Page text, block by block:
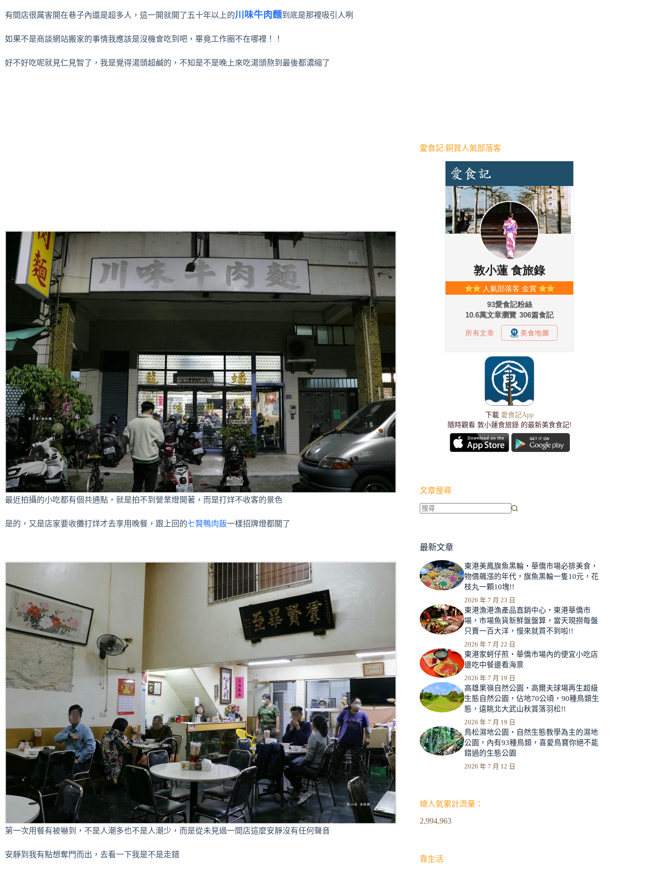
有間店很厲害開在巷子內還是超多人，這一開就開了五十年以上的川味牛肉麵到底是那裡吸引人咧
如果不是商談網站搬家的事情我應該是沒機會吃到吧，畢竟工作圈不在哪裡！！
好不好吃呢就見仁見智了，我是覺得湯頭超鹹的，不知是不是晚上來吃湯頭熬到最後都濃縮了
最近拍攝的小吃都有個共通點，就是拍不到營業燈開著，而是打烊不收客的景色
是的，又是店家要收攤打烊才去享用晚餐，跟上回的七賢鴨肉飯一樣招牌燈都關了
第一次用餐有被嚇到，不是人潮多也不是人潮少，而是從未見過一間店這麼安靜沒有任何聲音
安靜到我有點想奪門而出，去看一下我是不是走錯
愛食記 銅賞人氣部落客
下載 愛食記App
隨時觀看 敦小蓮食旅錄 的最新美食食記!
文章搜尋
到
合
條
結
果
最新文章
東港美鳳旗魚黑輪‧華僑市場必排美食，
物價飆漲的年代，旗魚黑輪一隻10元，花
枝丸一顆10塊!!
2026 年 7 月 23 日
東港漁港漁產品直銷中心‧東港華僑市
場，市場魚貨新鮮盤盤算，當天現撈每盤
只賣一百大洋，慢來就買不到啦!!
2026 年 7 月 22 日
東港家蚵仔煎‧華僑市場內的便宜小吃店
邊吃中餐邊看海景
2026 年 7 月 19 日
高雄果嶺自然公園‧高爾夫球場再生超級
生態自然公園，佔地70公頃，90種鳥類生
態，遠眺北大武山秋賞落羽松!!
2026 年 7 月 19 日
鳥松濕地公園‧自然生態教學為主的濕地
公園，內有93種鳥類，喜愛鳥寶你絕不能
錯過的生態公園
2026 年 7 月 12 日
總人氣累計流量：
2,994,963
靠生活